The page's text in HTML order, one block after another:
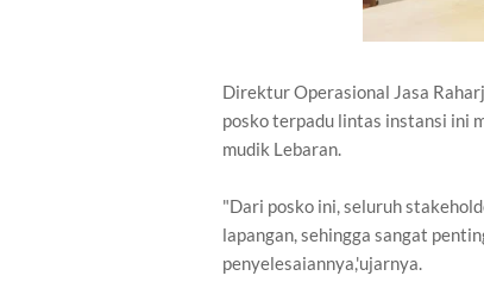
Direktur Operasional Jasa
posko terpadu lintas instansi ini
mudik Lebaran.
"Dari posko ini, seluruh
lapangan, sehingga sangat
penyelesaiannya,'ujarnya.